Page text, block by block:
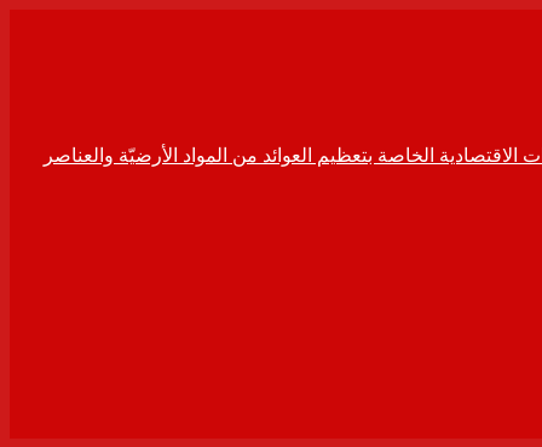
الخاصة بتعظيم العوائد من المواد الأرضيّة والعناصر